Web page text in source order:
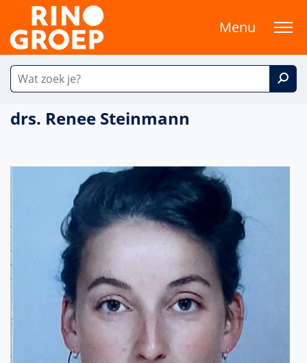
Menu
drs. Renee Steinmann